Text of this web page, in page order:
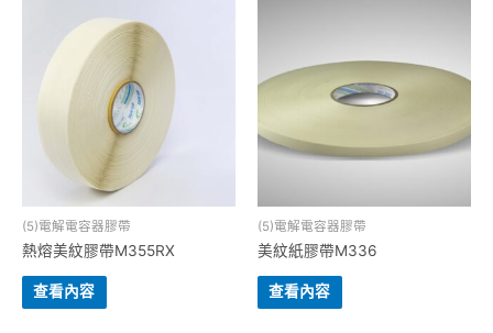
(5)電解電容器膠帶
熱熔美紋膠帶M355RX
查看內容
(5)電解電容器膠帶
美紋紙膠帶M336
查看內容